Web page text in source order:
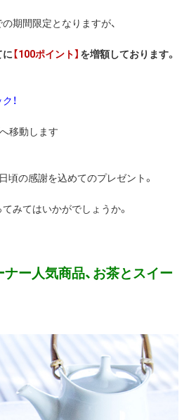
期間限定となりますが、
【100ポイント】 を増額しております。
！
移動します
頃の感謝を込めてのプレゼント。
みてはいかがでしょうか。
ー人気商品、お茶とスイー